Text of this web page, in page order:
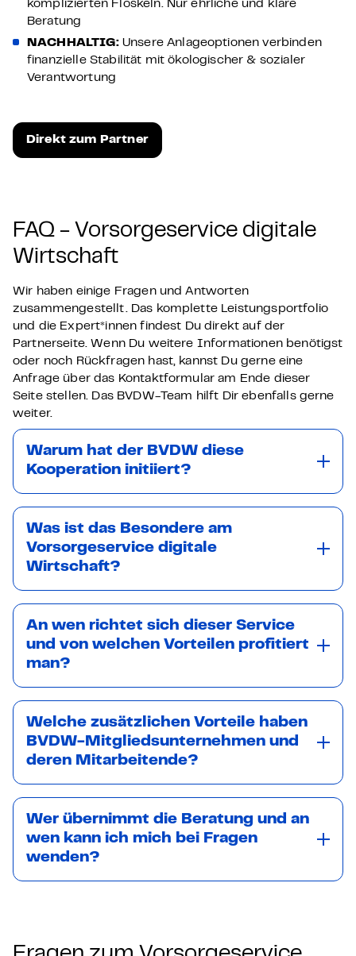
komplizierten Floskeln. Nur ehrliche und klare
Beratung
NACHHALTIG:Unsere Anlageoptionen verbinden
finanzielle Stabilität mit ökologischer & sozialer
Verantwortung
Direkt zum Partner
FAQ - Vorsorgeservice digitale
Wirtschaft
Wir haben einige Fragen und Antworten
zusammengestellt. Das komplette Leistungsportfolio
und die Expert*innen findest Du direkt auf der
Partnerseite. Wenn Du weitere Informationen benötigst
oder noch Rückfragen hast, kannst Du gerne eine
Anfrage über das Kontaktformular am Ende dieser
Seite stellen. Das BVDW-Team hilft Dir ebenfalls gerne
weiter.
Warum hat der BVDW diese
Kooperation initiiert?
Was ist das Besondere am
Vorsorgeservice digitale
Wirtschaft?
An wen richtet sich dieser Service
und von welchen Vorteilen profitiert
man?
Welche zusätzlichen Vorteile haben
BVDW-Mitgliedsunternehmen und
deren Mitarbeitende?
Wer übernimmt die Beratung und an
wen kann ich mich bei Fragen
wenden?